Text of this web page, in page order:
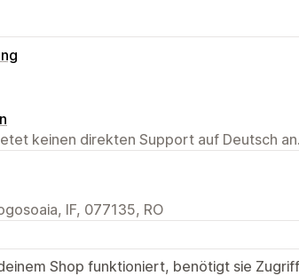
keinen direkten Support auf Deutsch an.
IF, 077135, RO
Shop funktioniert, benötigt sie